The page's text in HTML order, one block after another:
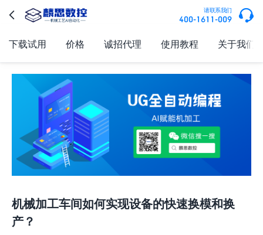
 请联系我们
400-1611-009 
下载试用 价格 诚招代理 使用教程 关于我们
机械加工车间如何实现设备的快速换模和换
产？